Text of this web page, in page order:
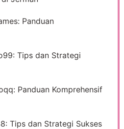
Panduan
Tips dan Strategi
Panduan Komprehensif
Tips dan Strategi Sukses